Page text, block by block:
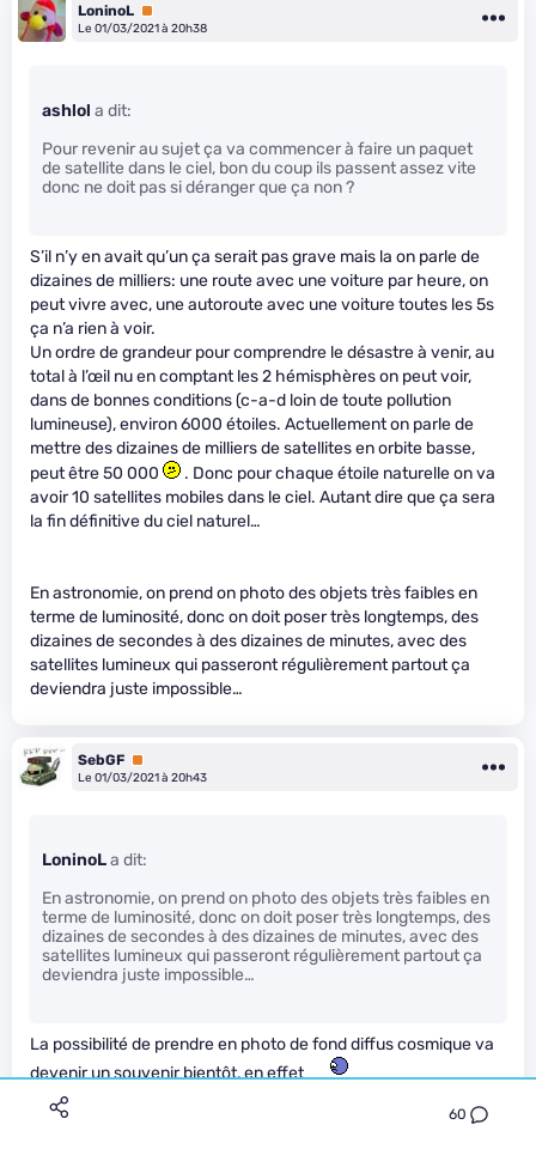
60
LoninoL Premium
Le 01/03/2021 à 20h38
ashlol a dit:
Pour revenir au sujet ça va commencer à faire un paquet
de satellite dans le ciel, bon du coup ils passent assez vite
donc ne doit pas si déranger que ça non ?
S’il n’y en avait qu’un ça serait pas grave mais la on parle de
dizaines de milliers: une route avec une voiture par heure, on
peut vivre avec, une autoroute avec une voiture toutes les 5s
ça n’a rien à voir.
Un ordre de grandeur pour comprendre le désastre à venir, au
total à l’œil nu en comptant les 2 hémisphères on peut voir,
dans de bonnes conditions (c-a-d loin de toute pollution
lumineuse), environ 6000 étoiles. Actuellement on parle de
mettre des dizaines de milliers de satellites en orbite basse,
peut être 50 000
. Donc pour chaque étoile naturelle on va
avoir 10 satellites mobiles dans le ciel. Autant dire que ça sera
la fin définitive du ciel naturel…
En astronomie, on prend on photo des objets très faibles en
terme de luminosité, donc on doit poser très longtemps, des
dizaines de secondes à des dizaines de minutes, avec des
satellites lumineux qui passeront régulièrement partout ça
deviendra juste impossible…
SebGF Premium
Le 01/03/2021 à 20h43
LoninoLa dit:
En astronomie, on prend on photo des objets très faibles en
terme de luminosité, donc on doit poser très longtemps, des
dizaines de secondes à des dizaines de minutes, avec des
satellites lumineux qui passeront régulièrement partout ça
deviendra juste impossible…
La possibilité de prendre en photo de fond diffus cosmique va
devenir un souvenir bientôt, en effet